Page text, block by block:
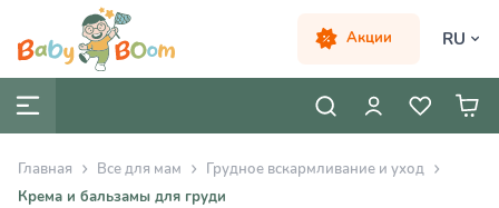
Акции RU
Главная Все для мам
Грудное вскармливание и уход
Крема и бальзамы для груди